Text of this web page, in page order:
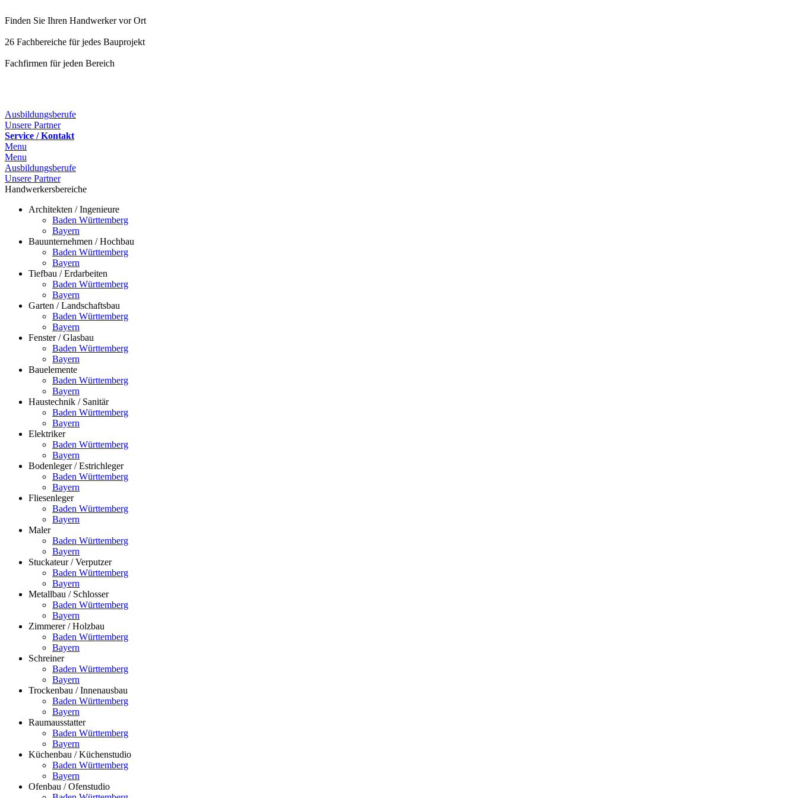
Finden Sie Ihren Handwerker vor Ort
26 Fachbereiche für jedes Bauprojekt
Fachfirmen für jeden Bereich
Ausbildungsberufe
Unsere Partner
Service / Kontakt
Menu
Menu
Ausbildungsberufe
Unsere Partner
Handwerkersbereiche
Architekten / Ingenieure
Baden Württemberg
Bayern
Bauunternehmen / Hochbau
Baden Württemberg
Bayern
Tiefbau / Erdarbeiten
Baden Württemberg
Bayern
Garten / Landschaftsbau
Baden Württemberg
Bayern
Fenster / Glasbau
Baden Württemberg
Bayern
Bauelemente
Baden Württemberg
Bayern
Haustechnik / Sanitär
Baden Württemberg
Bayern
Elektriker
Baden Württemberg
Bayern
Bodenleger / Estrichleger
Baden Württemberg
Bayern
Fliesenleger
Baden Württemberg
Bayern
Maler
Baden Württemberg
Bayern
Stuckateur / Verputzer
Baden Württemberg
Bayern
Metallbau / Schlosser
Baden Württemberg
Bayern
Zimmerer / Holzbau
Baden Württemberg
Bayern
Schreiner
Baden Württemberg
Bayern
Trockenbau / Innenausbau
Baden Württemberg
Bayern
Raumausstatter
Baden Württemberg
Bayern
Küchenbau / Küchenstudio
Baden Württemberg
Bayern
Ofenbau / Ofenstudio